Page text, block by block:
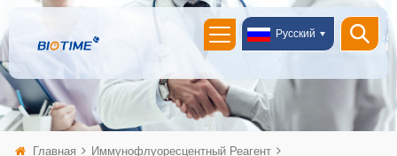
Русский
Главная
Иммунофлуоресцентный Реагент